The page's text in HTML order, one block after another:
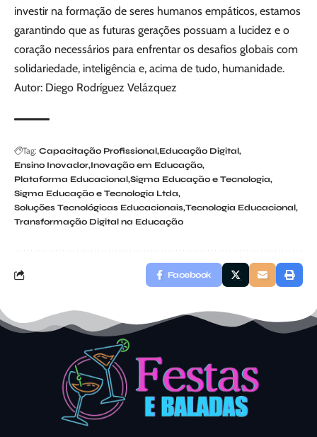
investir na formação de seres humanos empáticos, estamos
garantindo que as futuras gerações possuam a lucidez e o
coração necessários para enfrentar os desafios globais com
solidariedade, inteligência e, acima de tudo, humanidade.
Autor: Diego Rodríguez Velázquez
Tag: Capacitação Profissional Educação Digital
Ensino Inovador Inovação em Educação
Plataforma Educacional Sigma Educação e Tecnologia
Sigma Educação e Tecnologia Ltda
Soluções Tecnológicas Educacionais Tecnologia Educacional
Transformação Digital na Educação
Facebook